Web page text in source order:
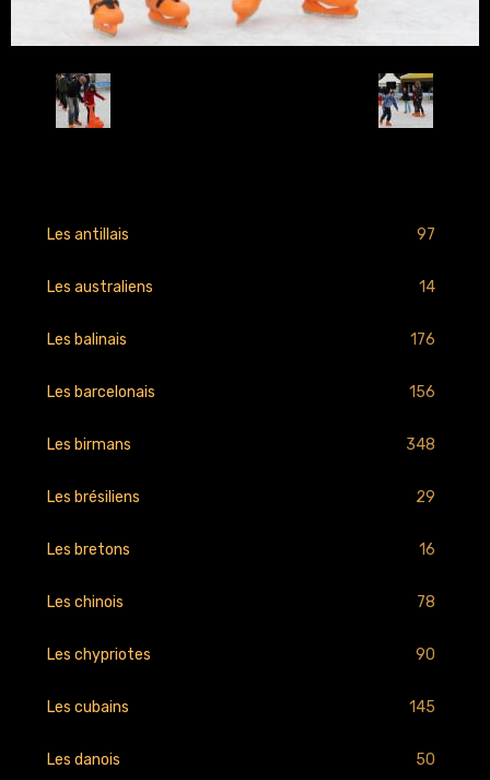
Les antillais 97
Les australiens 14
Les balinais 176
Les barcelonais 156
Les birmans 348
Les brésiliens 29
Les bretons 16
Les chinois 78
Les chypriotes 90
Les cubains 145
Les danois 50